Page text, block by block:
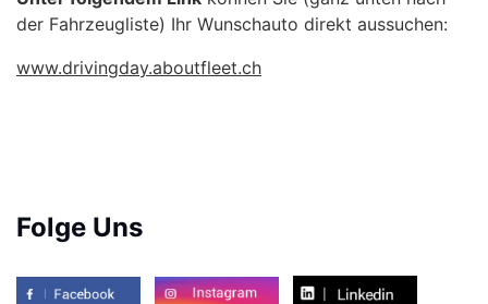
der Fahrzeugliste) Ihr Wunschauto direkt aussuchen:
www.drivingday.aboutfleet.ch
Folge Uns